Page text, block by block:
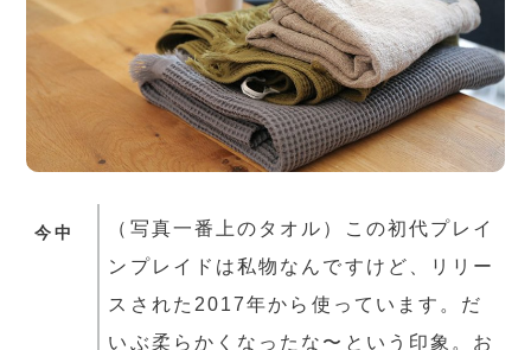
今中
（写真一番上のタオル）この初代プレイ
ンプレイドは私物なんですけど、リリー
スされた2017年から使っています。だ
いぶ柔らかくなったな〜という印象。お